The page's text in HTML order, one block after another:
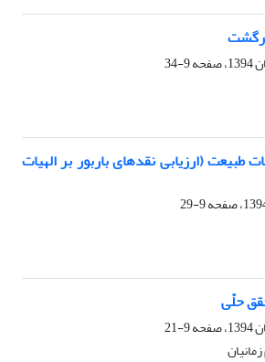
9-34
طبیعت (ارزیابی نقدهای باربور بر الهیات
9-29
حلّی
9-21